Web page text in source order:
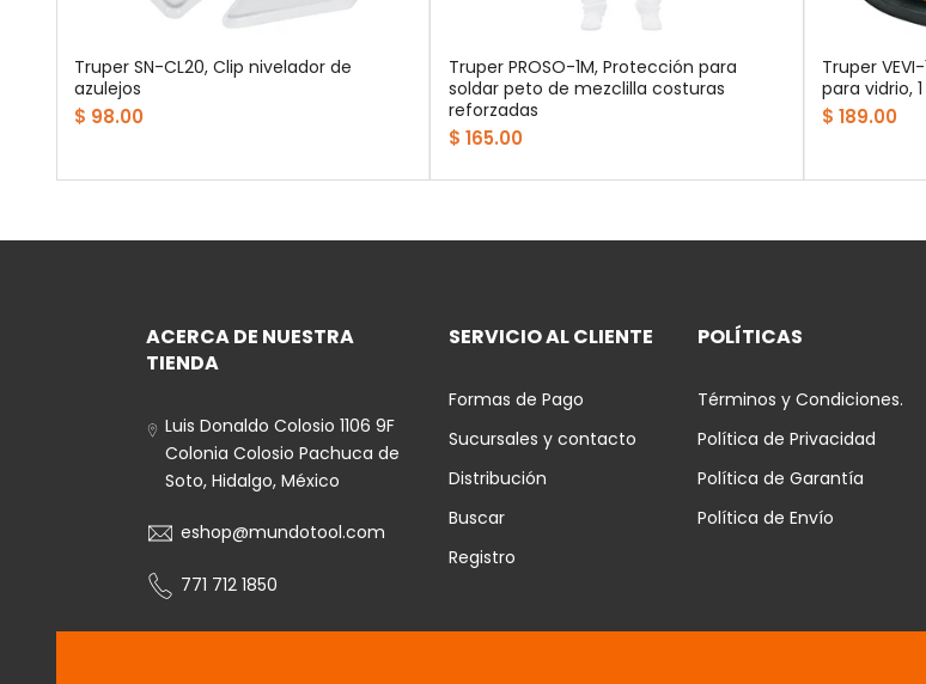
Truper SN-CL20, Clip nivelador de
azulejos
$ 98.00
Truper PROSO-1M, Protección para
soldar peto de mezclilla costuras
reforzadas
$ 165.00
Truper
para vidrio,
$ 189.00
ACERCA DE NUESTRA
TIENDA
Luis Donaldo Colosio 1106 9F
Colonia Colosio Pachuca de
Soto, Hidalgo, México
eshop@mundotool.com
771 712 1850
SERVICIO AL CLIENTE
Formas de Pago
Sucursales y contacto
Distribución
Buscar
Registro
POLÍTICAS
Términos y Condiciones.
Política de Privacidad
Política de Garantía
Política de Envío